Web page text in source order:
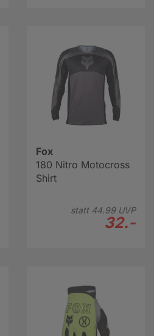
Fox
180 Nitro Motocross
Shirt
statt 44.99UVP
32.-